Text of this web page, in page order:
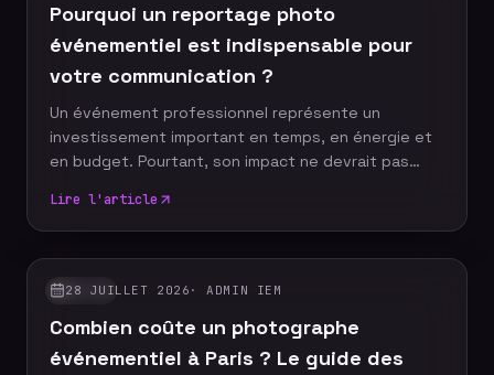
moments incontournables qu'aucun reportage
photo ne devrait manquer.
Pourquoi un reportage photo
événementiel est indispensable pour
votre communication ?
Un événement professionnel représente un
investissement important en temps, en énergie et
en budget. Pourtant, son impact ne devrait pas
photo événementiel, votre entreprise dispose
d'images professionnelles qui alimentent
durablement sa communication, renforcent sa
notoriété et valorisent son image de marque.
événementiel constitue un véritable
investissement pour votre stratégie de com
Lire l'article
GUIDES
28 JUILLET 2026 ·ADMIN IEM
Combien coûte un photographe
événementiel à Paris ? Le guide des